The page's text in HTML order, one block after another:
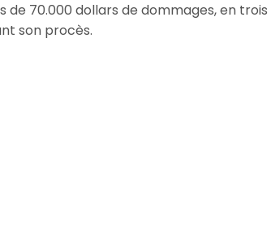
de 70.000 dollars de dommages, en trois
son procès.